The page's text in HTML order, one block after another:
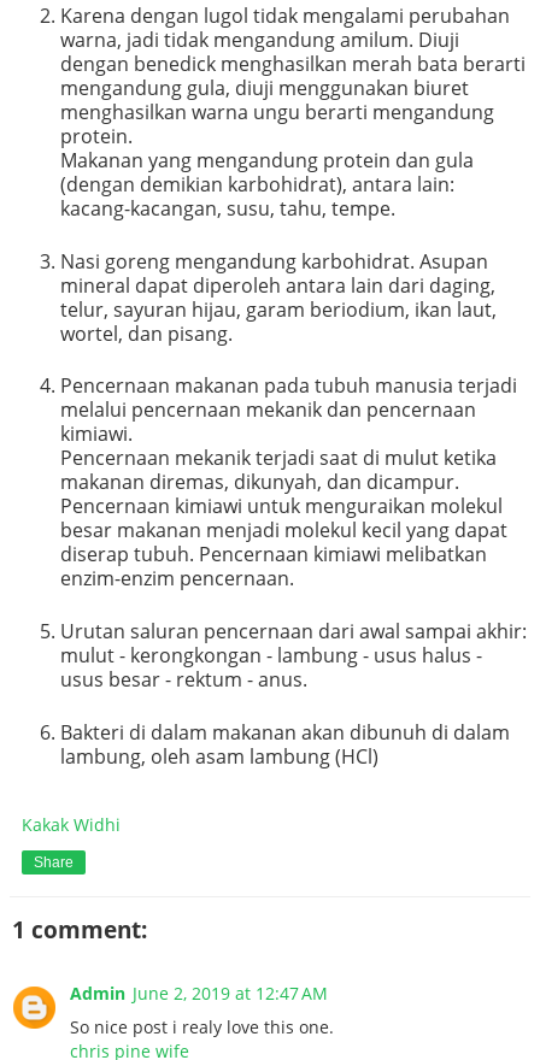
Karena dengan lugol tidak mengalami perubahan
warna, jadi tidak mengandung amilum. Diuji
dengan benedick menghasilkan merah bata berarti
mengandung gula, diuji menggunakan biuret
menghasilkan warna ungu berarti mengandung
protein.
Makanan yang mengandung protein dan gula
(dengan demikian karbohidrat), antara lain:
kacang-kacangan, susu, tahu, tempe.
Nasi goreng mengandung karbohidrat. Asupan
mineral dapat diperoleh antara lain dari daging,
telur, sayuran hijau, garam beriodium, ikan laut,
wortel, dan pisang.
Pencernaan makanan pada tubuh manusia terjadi
melalui pencernaan mekanik dan pencernaan
kimiawi.
Pencernaan mekanik terjadi saat di mulut ketika
makanan diremas, dikunyah, dan dicampur.
Pencernaan kimiawi untuk menguraikan molekul
besar makanan menjadi molekul kecil yang dapat
diserap tubuh. Pencernaan kimiawi melibatkan
enzim-enzim pencernaan.
Urutan saluran pencernaan dari awal sampai akhir:
mulut - kerongkongan - lambung - usus halus -
usus besar - rektum - anus.
Bakteri di dalam makanan akan dibunuh di dalam
lambung, oleh asam lambung (HCl)
Kakak Widhi
Share
1 comment:
Admin June 2, 2019 at 12:47 AM
So nice post i realy love this one.
chris pine wife